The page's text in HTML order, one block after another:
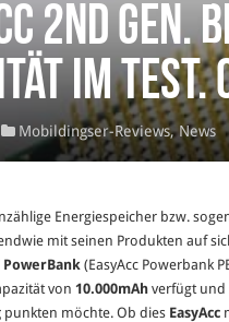
2nd
im
Mobildingser-Reviews,News
Energiespeicher bzw.
mit seinen Produkten auf
PowerBank (EasyAcc Powerbank
von 10.000mAh verfügt und
punkten möchte. Ob dies EasyAcc